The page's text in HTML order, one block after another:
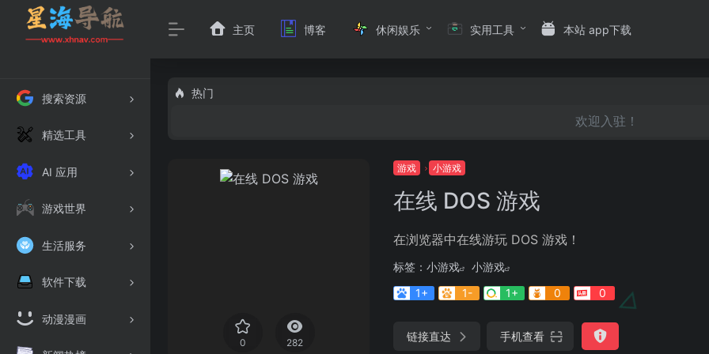
搜索资源
精选工具
AI 应用
游戏世界
生活服务
软件下载
动漫漫画
主页 博客 休闲娱乐 实用工具 本站 app下载
热门
欢迎入驻！
0 282
游戏 小游戏
在线 DOS 游戏
在浏览器中在线游玩 DOS 游戏！
标签： 小游戏
小游戏
1+
1- 1+ 0 0
链接直达 手机查看